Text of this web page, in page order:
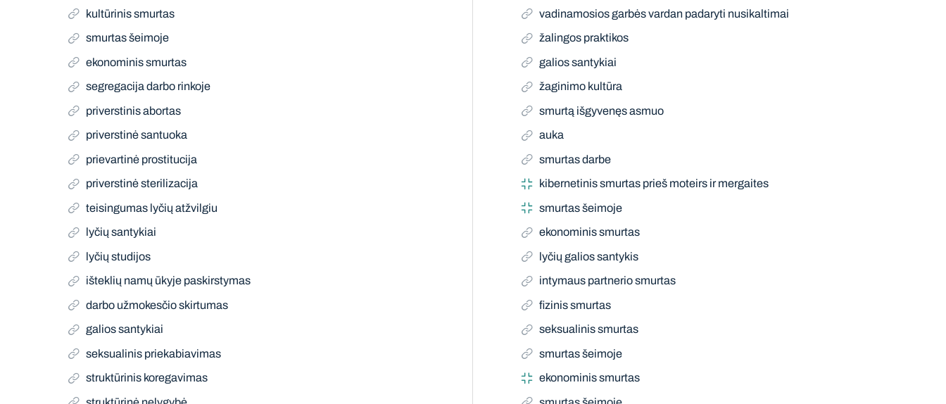
kultūrinis smurtas
smurtas šeimoje
ekonominis smurtas
segregacija darbo rinkoje
priverstinis abortas
priverstinė santuoka
prievartinė prostitucija
priverstinė sterilizacija
teisingumas lyčių atžvilgiu
lyčių santykiai
lyčių studijos
išteklių namų ūkyje paskirstymas
darbo užmokesčio skirtumas
galios santykiai
seksualinis priekabiavimas
struktūrinis koregavimas
vadinamosios garbės vardan padaryti nusikaltimai
žalingos praktikos
galios santykiai
žaginimo kultūra
smurtą išgyvenęs asmuo
auka
smurtas darbe
kibernetinis smurtas prieš moteirs ir mergaites
smurtas šeimoje
ekonominis smurtas
lyčių galios santykis
intymaus partnerio smurtas
fizinis smurtas
seksualinis smurtas
smurtas šeimoje
ekonominis smurtas